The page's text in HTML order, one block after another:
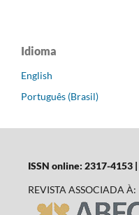
Idioma
English
Português (Brasil)
ISSN online: 2317-4153
REVISTA ASSOCIADA À: